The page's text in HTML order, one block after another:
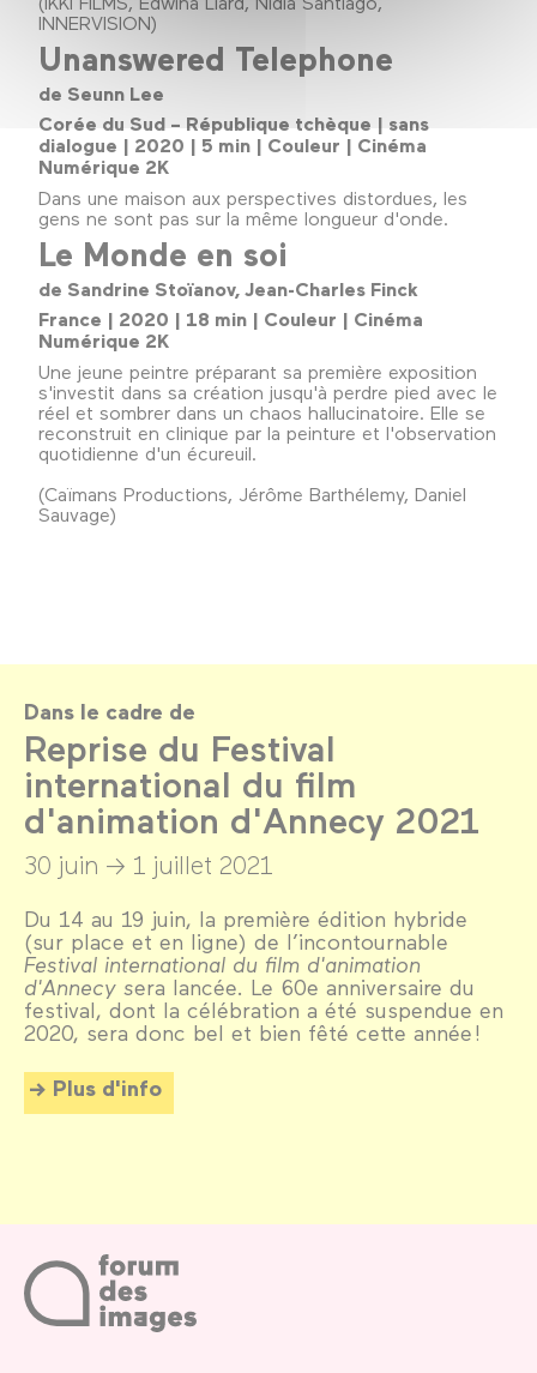
INNERVISION)
Unanswered Telephone
de Seunn Lee
Corée du Sud – République tchèque | sans
dialogue | 2020 | 5 min | Couleur | Cinéma
Numérique 2K
Dans une maison aux perspectives distordues, les
gens ne sont pas sur la même longueur d'onde.
Le Monde en soi
de Sandrine Stoïanov, Jean-Charles Finck
France | 2020 | 18 min | Couleur | Cinéma
Numérique 2K
Une jeune peintre préparant sa première exposition
s'investit dans sa création jusqu'à perdre pied avec le
réel et sombrer dans un chaos hallucinatoire. Elle se
reconstruit en clinique par la peinture et l'observation
quotidienne d'un écureuil.
(Caïmans Productions, Jérôme Barthélemy, Daniel
Sauvage)
Dans le cadre de
Reprise du Festival
international du film
d'animation d'Annecy 2021
30 juin → 1 juillet 2021
Du 14 au 19 juin, la première édition hybride
(sur place et en ligne) de l’incontournable
Festival international du film d'animation
d'Annecy sera lancée. Le 60e anniversaire du
festival, dont la célébration a été suspendue en
2020, sera donc bel et bien fêté cette année !
Plus d'info